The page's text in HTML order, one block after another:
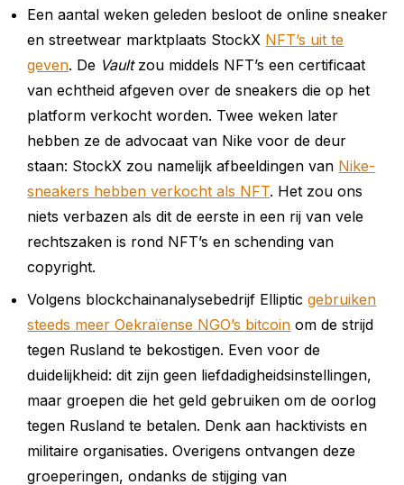
Een aantal weken geleden besloot de online sneaker
en streetwear marktplaats StockX NFT’s uit te
geven. De Vaultzou middels NFT’s een certificaat
van echtheid afgeven over de sneakers die op het
platform verkocht worden. Twee weken later
hebben ze de advocaat van Nike voor de deur
staan: StockX zou namelijk afbeeldingen van Nike-
sneakers hebben verkocht als NFT. Het zou ons
niets verbazen als dit de eerste in een rij van vele
rechtszaken is rond NFT’s en schending van
copyright.
Volgens blockchainanalysebedrijf Ellipticgebruiken
steeds meer Oekraïense NGO’s bitcoin om de strijd
tegen Rusland te bekostigen. Even voor de
duidelijkheid: dit zijn geen liefdadigheidsinstellingen,
maar groepen die het geld gebruiken om de oorlog
tegen Rusland te betalen. Denk aan hacktivists en
militaire organisaties. Overigens ontvangen deze
groeperingen, ondanks de stijging van